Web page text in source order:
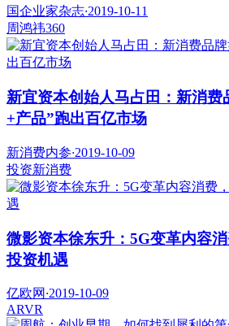
国企业家杂志·2019-10-11
周鸿祎360
新宜资本创始人马占田：新消费
+产品”跑出百亿市场
新消费内参·2019-10-09
投资新消费
微影资本徐东升：5G变革内容
投资机遇
亿欧网 ·2019-10-09
ARVR